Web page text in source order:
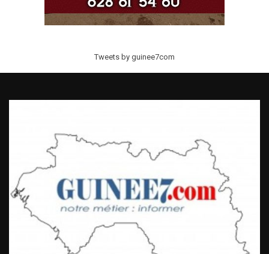
Tweets by guinee7com